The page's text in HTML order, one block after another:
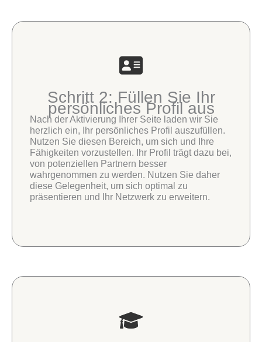
Schritt 2: Füllen Sie Ihr
persönliches Profil aus
Nach der Aktivierung Ihrer Seite laden wir Sie
herzlich ein, Ihr persönliches Profil auszufüllen.
Nutzen Sie diesen Bereich, um sich und Ihre
Fähigkeiten vorzustellen. Ihr Profil trägt dazu bei,
von potenziellen Partnern besser
wahrgenommen zu werden. Nutzen Sie daher
diese Gelegenheit, um sich optimal zu
präsentieren und Ihr Netzwerk zu erweitern.